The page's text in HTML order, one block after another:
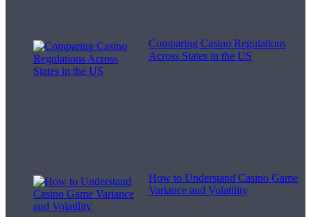
Comparing Casino Regulations
Across States in the US
How to Understand Casino Game
Variance and Volatility